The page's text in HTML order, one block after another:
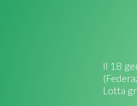
Il 18
Lotta